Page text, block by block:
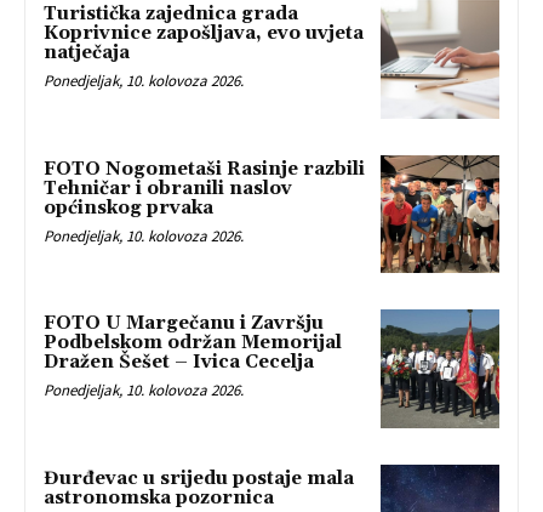
Turistička zajednica grada
Koprivnice zapošljava, evo uvjeta
natječaja
Ponedjeljak, 10. kolovoza 2026.
FOTO Nogometaši Rasinje razbili
Tehničar i obranili naslov
općinskog prvaka
Ponedjeljak, 10. kolovoza 2026.
FOTO U Margečanu i Završju
Podbelskom održan Memorijal
Dražen Šešet – Ivica Cecelja
Ponedjeljak, 10. kolovoza 2026.
Đurđevac u srijedu postaje mala
astronomska pozornica